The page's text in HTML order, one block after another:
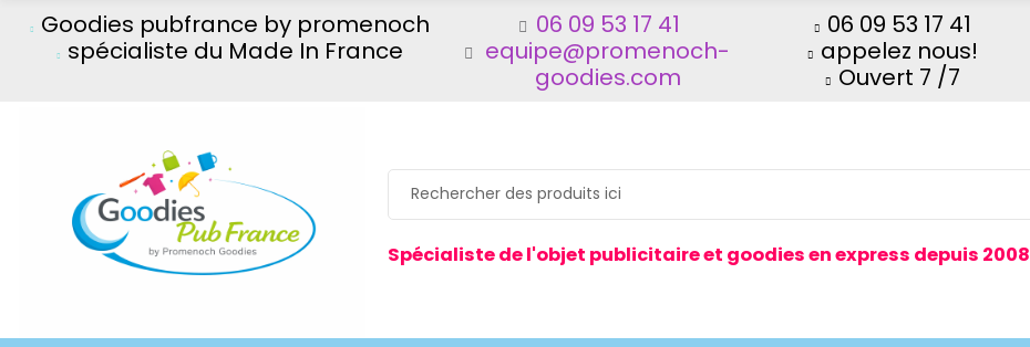
Goodies pubfrance by promenoch
spécialiste du Made In France
06 09 53 17 41
equipe@promenoch-
goodies.com
06 09 53 17 41
appelez nous!
Ouvert 7 /7
Spécialiste de l'objet publicitaire et goodies en express depuis 2008